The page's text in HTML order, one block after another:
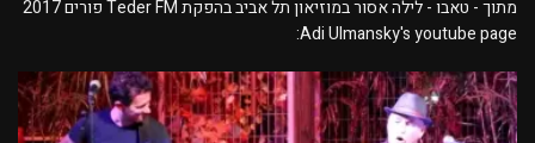
מתוך - טאבו - לילה אסור במוזיאון תל אביב בהפקת Teder FM פורים 2017
Adi Ulmansky's youtube page: